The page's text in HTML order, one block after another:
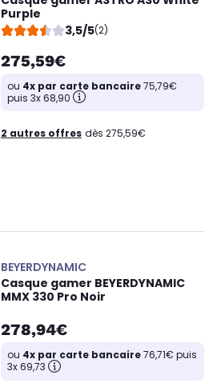
Purple
3,5/5(2)
275,59€
ou 4x par carte bancaire75,79€
puis 3x 68,90
2 autres offres dès 275,59€
BEYERDYNAMIC
Casque gamer BEYERDYNAMIC
MMX 330 Pro Noir
278,94€
ou 4x par carte bancaire76,71€ puis
3x 69,73